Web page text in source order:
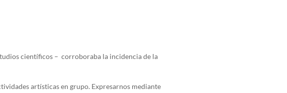
científicos – corroboraba la incidencia de la
artísticas en grupo. Expresarnos mediante